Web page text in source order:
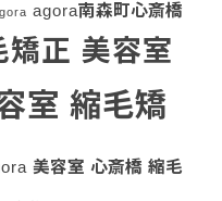
agora南森町心斎橋
正 美容室
室 縮毛矯
美容室 心斎橋 縮毛